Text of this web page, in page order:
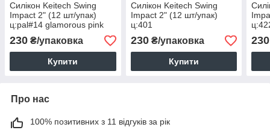
Силікон Keitech Swing
Impact 2" (12 шт/упак)
ц:pal#14 glamorous pink
230 ₴/упаковка
Купити
Силікон Keitech Swing
Impact 2" (12 шт/упак)
ц:401
greenpumpkinpp.chart
230₴/упаковка
Купити
230
Про нас
100% позитивних з 11 відгуків за рік